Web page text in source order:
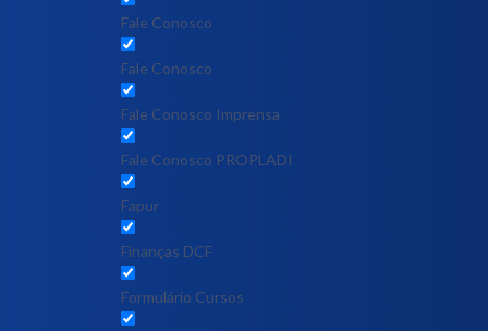
Fale Conosco
Fale Conosco
Fale Conosco Imprensa
Fale Conosco PROPLADI
Fapur
Finanças DCF
Formulário Cursos